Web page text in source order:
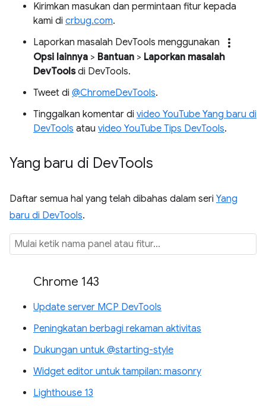
Kirimkan masukan dan permintaan fitur kepada
kami di crbug.com.
Laporkan masalah DevTools menggunakan
more_vert
Opsi lainnya > Bantuan > Laporkan masalah
DevToolsdi DevTools.
Tweet di @ChromeDevTools.
Tinggalkan komentar di video YouTube Yang baru di
DevTools atau video YouTube Tips DevTools.
Yang baru di DevTools
Daftar semua hal yang telah dibahas dalam seri Yang
baru di DevTools.
Chrome 143
Update server MCP DevTools
Peningkatan berbagi rekaman aktivitas
Dukungan untuk @starting-style
Widget editor untuk tampilan: masonry
Lighthouse 13